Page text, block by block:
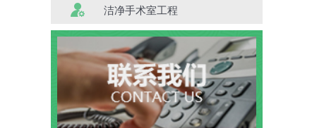
洁净手术室工程